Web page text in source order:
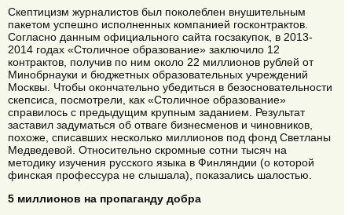
Скептицизм журналистов был поколеблен внушительным
пакетом успешно исполненных компанией госконтрактов.
Согласно данным официального сайта госзакупок, в 2013-
2014 годах «Столичное образование» заключило 12
контрактов, получив по ним около 22 миллионов рублей от
Минобрнауки и бюджетных образовательных учреждений
Москвы. Чтобы окончательно убедиться в безосновательности
скепсиса, посмотрели, как «Столичное образование»
справилось с предыдущим крупным заданием. Результат
заставил задуматься об отваге бизнесменов и чиновников,
похоже, списавших несколько миллионов под фонд Светланы
Медведевой. Относительно скромные сотни тысяч на
методику изучения русского языка в Финляндии (о которой
финская профессура не слышала), показались шалостью.
5 миллионов на пропаганду добра